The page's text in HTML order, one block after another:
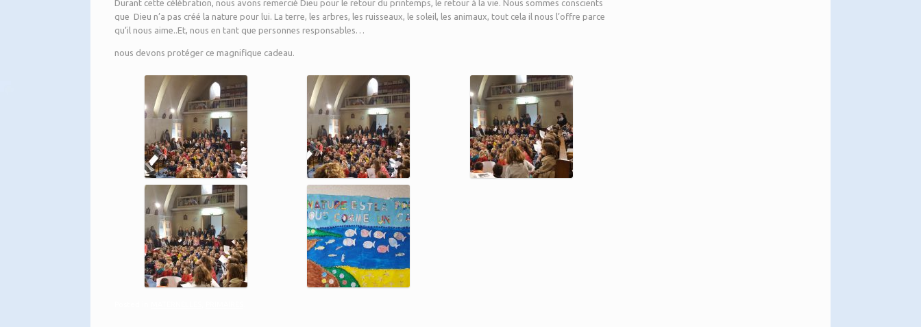
Durant cette célébration, nous avons remercié Dieu pour le retour du printemps, le retour à la vie. Nous sommes conscients
que Dieu n’a pas créé la nature pour lui. La terre, les arbres, les ruisseaux, le soleil, les animaux, tout cela il nous l’offre parce
qu’il nous aime..Et, nous en tant que personnes responsables…
nous devons protéger ce magnifique cadeau.